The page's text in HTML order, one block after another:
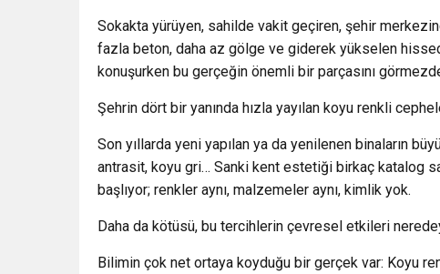
Sokakta yürüyen, sahilde vakit geçiren, şehir
fazla beton, daha az gölge ve giderek yükselen
konuşurken bu gerçeğin önemli bir parçasını
Şehrin dört bir yanında hızla yayılan koyu renkli
Son yıllarda yeni yapılan ya da yenilenen binaların
antrasit, koyu gri… Sanki kent estetiği birkaç katalog
başlıyor; renkler aynı, malzemeler aynı, kimlik yok.
Daha da kötüsü, bu tercihlerin çevresel etkileri
Bilimin çok net ortaya koyduğu bir gerçek var: Koyu